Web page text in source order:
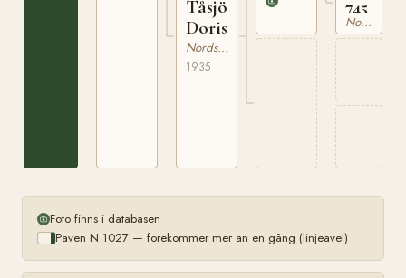
Tåsjö
Doris
Nordsvensk Brukshäst
1935
745
Nordsvensk Brukshäst
Foto finns i databasen
Paven N 1027 — förekommer mer än en gång (linjeavel)